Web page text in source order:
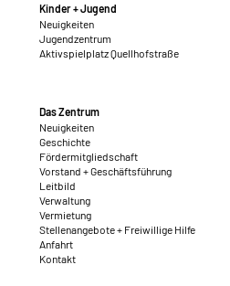
Kinder + Jugend
Neuigkeiten
Jugendzentrum
Aktivspielplatz Quellhofstraße
Das Zentrum
Neuigkeiten
Geschichte
Fördermitgliedschaft
Vorstand + Geschäftsführung
Leitbild
Verwaltung
Vermietung
Stellenangebote + Freiwillige Hilfe
Anfahrt
Kontakt